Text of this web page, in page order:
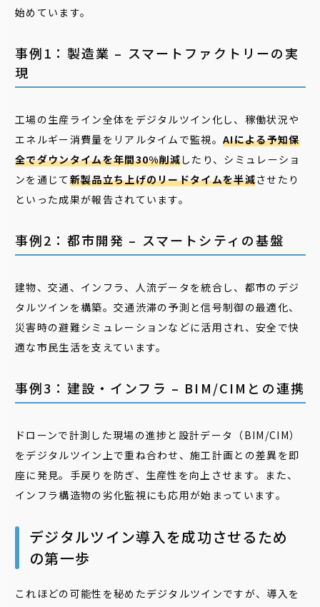
始めています。
事例1：製造業 – スマートファクトリーの実
現
工場の生産ライン全体をデジタルツイン化し、稼働状況や
エネルギー消費量をリアルタイムで監視。AIによる予知保
全でダウンタイムを年間30%削減したり、シミュレーショ
ンを通じて 新製品立ち上げのリードタイムを半減させたり
といった成果が報告されています。
事例2：都市開発 – スマートシティの基盤
建物、交通、インフラ、人流データを統合し、都市のデジ
タルツインを構築。交通渋滞の予測と信号制御の最適化、
災害時の避難シミュレーションなどに活用され、安全で快
適な市民生活を支えています。
事例3：建設・インフラ – BIM/CIMとの連携
ドローンで計測した現場の進捗と設計データ（BIM/CIM）
をデジタルツイン上で重ね合わせ、施工計画との差異を即
座に発見。手戻りを防ぎ、生産性を向上させます。また、
インフラ構造物の劣化監視にも応用が始まっています。
デジタルツイン導入を成功させるため
の第一歩
これほどの可能性を秘めたデジタルツインですが、導入を